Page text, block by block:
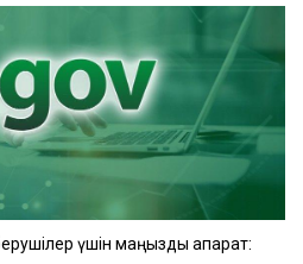
үшін маңызды ақпарат: